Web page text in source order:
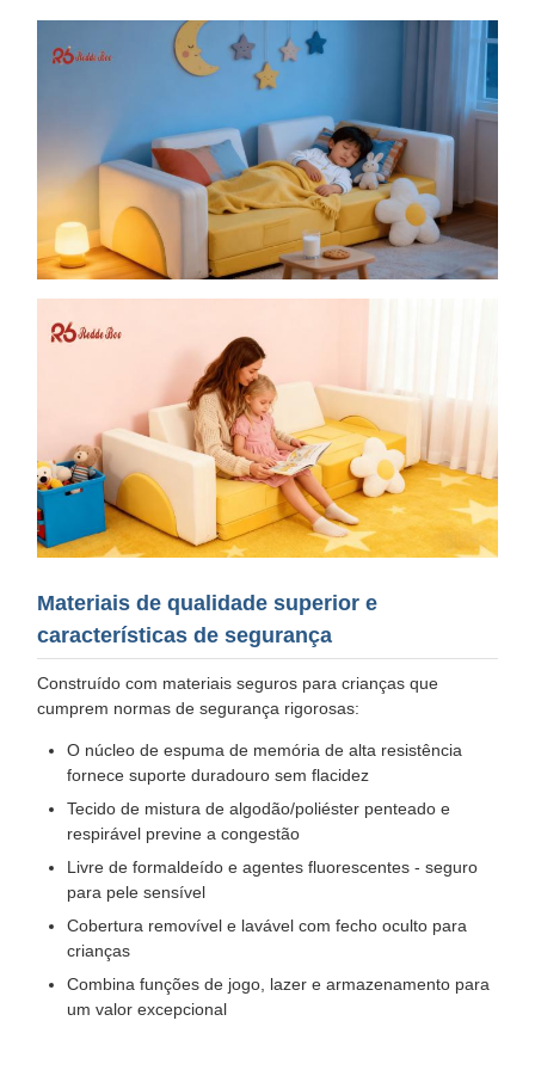
Materiais de qualidade superior e
características de segurança
Construído com materiais seguros para crianças que
cumprem normas de segurança rigorosas:
O núcleo de espuma de memória de alta resistência
fornece suporte duradouro sem flacidez
Tecido de mistura de algodão/poliéster penteado e
respirável previne a congestão
Livre de formaldeído e agentes fluorescentes - seguro
para pele sensível
Cobertura removível e lavável com fecho oculto para
crianças
Combina funções de jogo, lazer e armazenamento para
um valor excepcional